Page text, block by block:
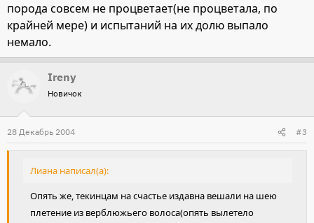
порода совсем не процветает(не процветала, по
крайней мере) и испытаний на их долю выпало
немало.
Ireny
Новичок
28 Декабрь 2004 #3
Лиана написал(а):
Опять же, текинцам на счастье издавна вешали на шею
плетение из верблюжьего волоса(опять вылетело